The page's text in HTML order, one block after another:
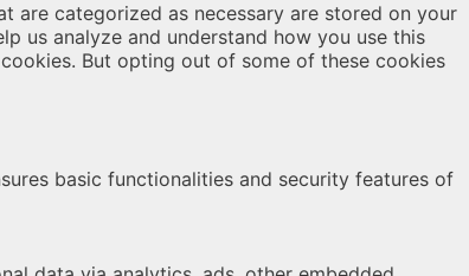
are categorized as necessary are stored on your
us analyze and understand how you use this
But opting out of some of these cookies
basic functionalities and security features of